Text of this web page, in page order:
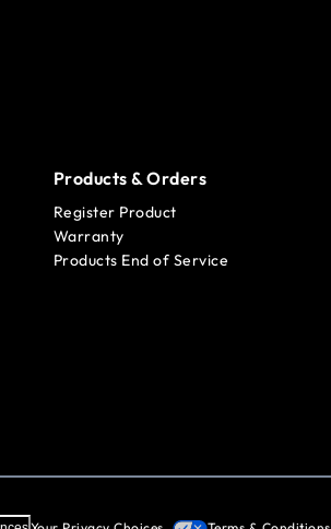
Products & Orders
Register Product
Warranty
Products End of Service